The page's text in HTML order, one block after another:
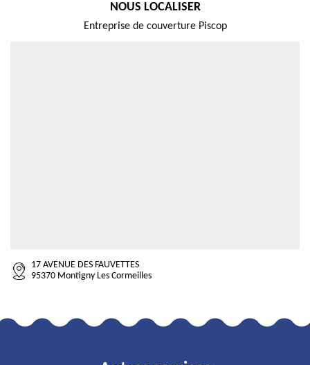
NOUS LOCALISER
Entreprise de couverture Piscop
17 AVENUE DES FAUVETTES
95370 Montigny Les Cormeilles